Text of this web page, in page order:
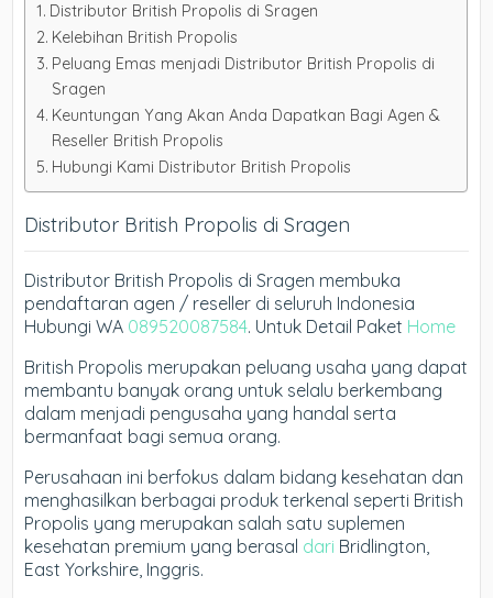
Distributor British Propolis di Sragen
Kelebihan British Propolis
Peluang Emas menjadi Distributor British Propolis di
Sragen
Keuntungan Yang Akan Anda Dapatkan Bagi Agen &
Reseller British Propolis
Hubungi Kami Distributor British Propolis
Distributor British Propolis di Sragen
Distributor British Propolis di Sragen membuka
pendaftaran agen / reseller di seluruh Indonesia
Hubungi WA 089520087584. Untuk Detail Paket Home
British Propolis merupakan peluang usaha yang dapat
membantu banyak orang untuk selalu berkembang
dalam menjadi pengusaha yang handal serta
bermanfaat bagi semua orang.
Perusahaan ini berfokus dalam bidang kesehatan dan
menghasilkan berbagai produk terkenal seperti British
Propolis yang merupakan salah satu suplemen
kesehatan premium yang berasal dari Bridlington,
East Yorkshire, Inggris.